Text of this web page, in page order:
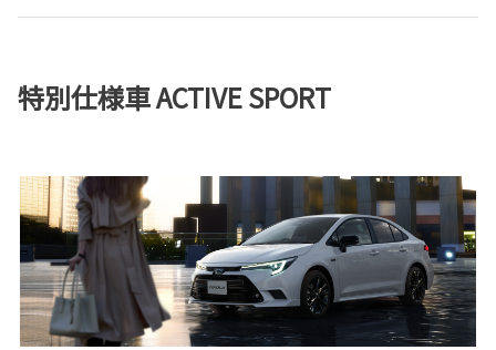
特別仕様車 ACTIVE SPORT